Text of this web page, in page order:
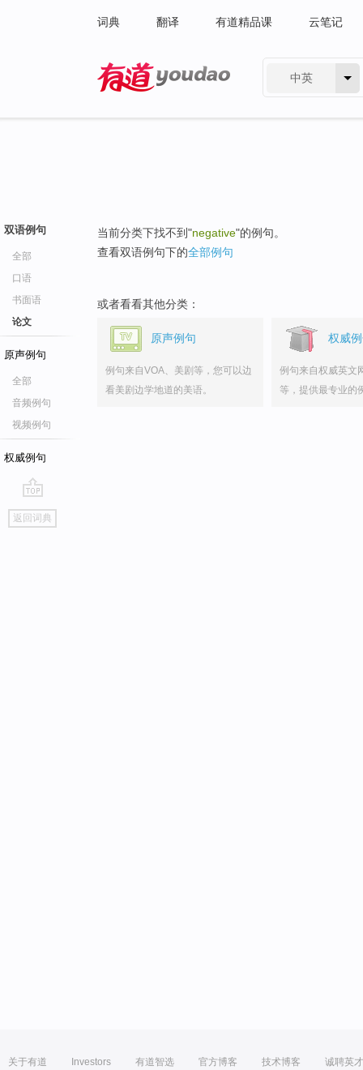
词典 翻译 有道精品课 云笔记
中英
双语例句
全部
口语
书面语
论文
原声例句
全部
音频例句
视频例句
权威例句
go
top
返回词典
当前分类下找不到"negative"的例句。
查看双语例句下的全部例句
或者看看其他分类：
原声例句
例句来自VOA、美剧等，您可以边
看美剧边学地道的美语。
权威
例句来自权威英文
等，提供最专业的
关于有道 Investors 有道智选 官方博客 技术博客 诚聘英才